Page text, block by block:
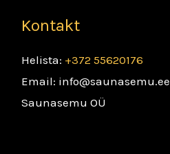
Kontakt
Helista: +372 55620176
Email: info@saunasemu.ee
Saunasemu OÜ